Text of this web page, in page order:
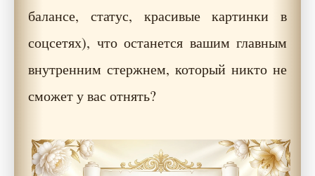
балансе, статус, красивые картинки в
соцсетях), что останется вашим главным
внутренним стержнем, который никто не
сможет у вас отнять?